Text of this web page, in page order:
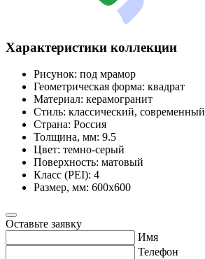
Характеристики коллекции
Рисунок: под мрамор
Геометрическая форма: квадрат
Материал: керамогранит
Стиль: классический, современный
Страна: Россия
Толщина, мм: 9.5
Цвет: темно-серый
Поверхность: матовый
Класс (PEI): 4
Размер, мм: 600х600
Оставьте заявку
Имя
Телефон